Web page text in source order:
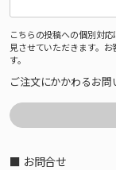
こちらの投稿への個別対
見させていただきます。
す。
ご注文にかかわるお問
■ お問合せ